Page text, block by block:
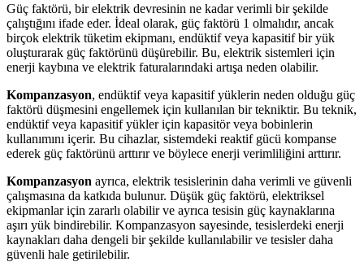
Güç faktörü, bir elektrik devresinin ne kadar verimli bir şekilde
çalıştığını ifade eder. İdeal olarak, güç faktörü 1 olmalıdır, ancak
birçok elektrik tüketim ekipmanı, endüktif veya kapasitif bir yük
oluşturarak güç faktörünü düşürebilir. Bu, elektrik sistemleri için
enerji kaybına ve elektrik faturalarındaki artışa neden olabilir.
Kompanzasyon, endüktif veya kapasitif yüklerin neden olduğu güç
faktörü düşmesini engellemek için kullanılan bir tekniktir. Bu teknik,
endüktif veya kapasitif yükler için kapasitör veya bobinlerin
kullanımını içerir. Bu cihazlar, sistemdeki reaktif gücü kompanse
ederek güç faktörünü arttırır ve böylece enerji verimliliğini arttırır.
Kompanzasyon ayrıca, elektrik tesislerinin daha verimli ve güvenli
çalışmasına da katkıda bulunur. Düşük güç faktörü, elektriksel
ekipmanlar için zararlı olabilir ve ayrıca tesisin güç kaynaklarına
aşırı yük bindirebilir. Kompanzasyon sayesinde, tesislerdeki enerji
kaynakları daha dengeli bir şekilde kullanılabilir ve tesisler daha
güvenli hale getirilebilir.